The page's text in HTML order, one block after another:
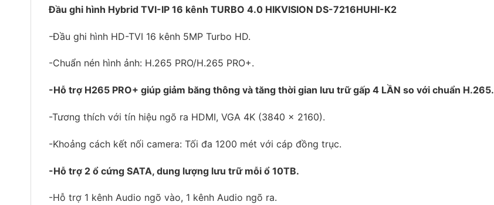
Đầu ghi hình Hybrid TVI-IP 16 kênh TURBO 4.0 HIKVISION DS-7216HUHI-K2
-Đầu ghi hình HD-TVI 16 kênh 5MP Turbo HD.
-Chuẩn nén hình ảnh: H.265 PRO/H.265 PRO+.
-Hỗ trợ H265 PRO+ giúp giảm băng thông và tăng thời gian lưu trữ gấp 4 LẦN so với chuẩn H.265.
-Tương thích với tín hiệu ngõ ra HDMI, VGA 4K (3840 x 2160).
-Khoảng cách kết nối camera: Tối đa 1200 mét với cáp đồng trục.
-Hỗ trợ 2 ổ cứng SATA, dung lượng lưu trữ mỗi ổ 10TB.
-Hỗ trợ 1 kênh Audio ngõ vào, 1 kênh Audio ngõ ra.